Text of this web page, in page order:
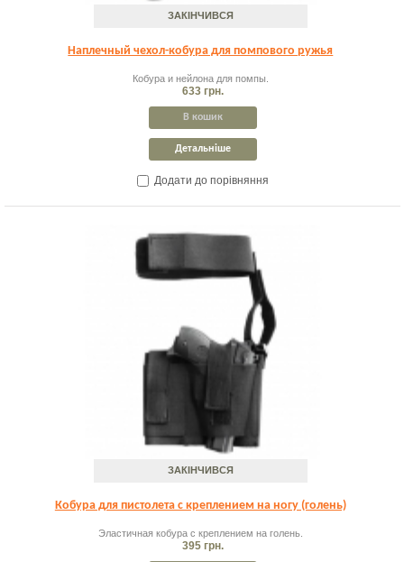
ЗАКІНЧИВСЯ
Наплечный чехол-кобура для помпового ружья
Кобура и нейлона для помпы.
633 грн.
В кошик
Детальніше
Додати до порівняння
ЗАКІНЧИВСЯ
Кобура для пистолета с креплением на ногу (голень)
Эластичная кобура с креплением на голень.
395 грн.